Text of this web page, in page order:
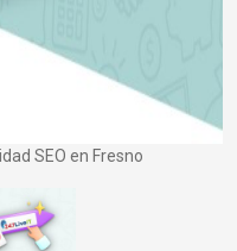
SEO en Fresno